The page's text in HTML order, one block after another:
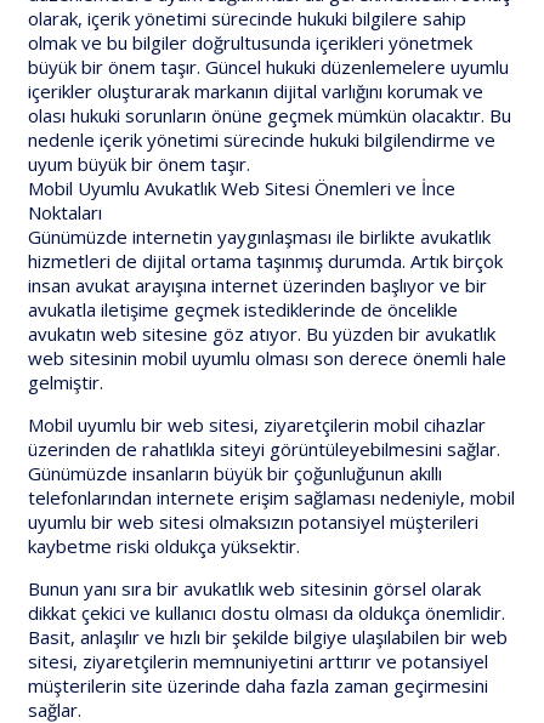
olarak, içerik yönetimi sürecinde hukuki bilgilere sahip
olmak ve bu bilgiler doğrultusunda içerikleri yönetmek
büyük bir önem taşır. Güncel hukuki düzenlemelere uyumlu
içerikler oluşturarak markanın dijital varlığını korumak ve
olası hukuki sorunların önüne geçmek mümkün olacaktır. Bu
nedenle içerik yönetimi sürecinde hukuki bilgilendirme ve
uyum büyük bir önem taşır.
Mobil Uyumlu Avukatlık Web Sitesi Önemleri ve İnce
Noktaları
Günümüzde internetin yaygınlaşması ile birlikte avukatlık
hizmetleri de dijital ortama taşınmış durumda. Artık birçok
insan avukat arayışına internet üzerinden başlıyor ve bir
avukatla iletişime geçmek istediklerinde de öncelikle
avukatın web sitesine göz atıyor. Bu yüzden bir avukatlık
web sitesinin mobil uyumlu olması son derece önemli hale
gelmiştir.
Mobil uyumlu bir web sitesi, ziyaretçilerin mobil cihazlar
üzerinden de rahatlıkla siteyi görüntüleyebilmesini sağlar.
Günümüzde insanların büyük bir çoğunluğunun akıllı
telefonlarından internete erişim sağlaması nedeniyle, mobil
uyumlu bir web sitesi olmaksızın potansiyel müşterileri
kaybetme riski oldukça yüksektir.
Bunun yanı sıra bir avukatlık web sitesinin görsel olarak
dikkat çekici ve kullanıcı dostu olması da oldukça önemlidir.
Basit, anlaşılır ve hızlı bir şekilde bilgiye ulaşılabilen bir web
sitesi, ziyaretçilerin memnuniyetini arttırır ve potansiyel
müşterilerin site üzerinde daha fazla zaman geçirmesini
sağlar.